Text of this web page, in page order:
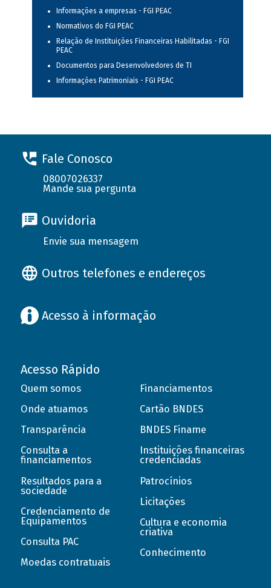
Informações a empresas - FGI PEAC
Normativos do FGI PEAC
Relação de Instituições Financeiras Habilitadas - FGI
PEAC
Documentos para Desenvolvedores de TI
Informações Patrimoniais - FGI PEAC
Fale Conosco
08007026337
Mande sua pergunta
Ouvidoria
Envie sua mensagem
Outros telefones e endereços
Acesso à informação
Acesso Rápido
Quem somos
Onde atuamos
Transparência
Consulta a
financiamentos
Resultados para a
sociedade
Credenciamento de
Equipamentos
Consulta PAC
Moedas contratuais
Financiamentos
Cartão BNDES
BNDES Finame
Instituições financeiras
credenciadas
Patrocínios
Licitações
Cultura e economia
criativa
Conhecimento